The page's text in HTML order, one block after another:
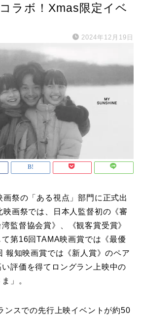
ラボ！Xmas限定イベ
2024年12月19日
祭の「ある視点」部門に正式出
画祭では、日本人監督初の《審
監督協会賞》、《観客賞受賞》
第16回TAMA映画賞では《最優
報知映画賞では《新人賞》のペア
評価を得てロングラン上映中の
」。
ンスでの先行上映イベントが約50